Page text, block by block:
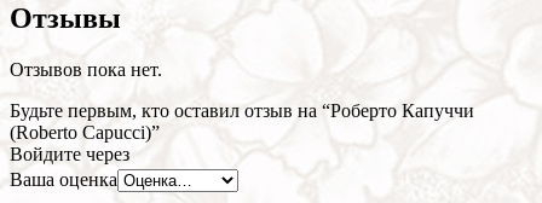
Отзывы
Отзывов пока нет.
Будьте первым, кто оставил отзыв на “Роберто Капуччи
(Roberto Capucci)”
Войдите через
Ваша оценка